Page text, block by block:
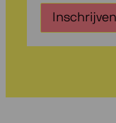
in
voor
onze